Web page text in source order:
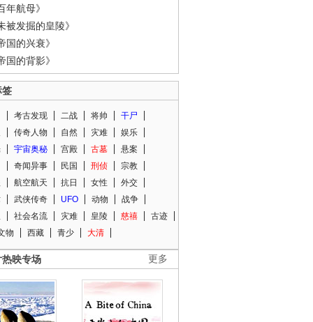
年航母》
被发掘的皇陵》
国的兴衰》
国的背影》
签
考古发现 二战 将帅
干尸
传奇人物 自然 灾难
娱乐
宇宙奥秘 宫殿 古墓
悬案
奇闻异事 民国 刑侦
宗教
航空航天 抗日 女性
外交
武侠传奇 UFO 动物
战争
社会名流 灾难 皇陵 慈禧
古迹
物
西藏 青少 大清
更多
映专场